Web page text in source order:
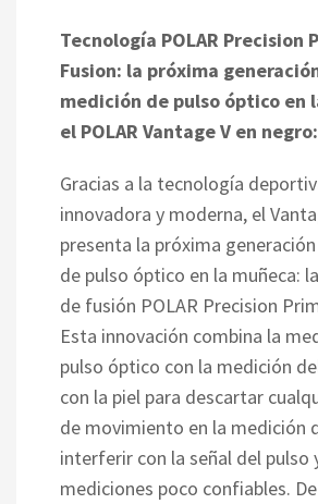
Tecnología POLAR Precision
Fusion: la próxima
medición de pulso óptico en
el POLAR Vantage V en negro:
Gracias a la tecnología
innovadora y moderna, el
presenta la próxima
de pulso óptico en la muñeca:
de fusión POLAR Precision
Esta innovación combina la
pulso óptico con la medición
con la piel para descartar
de movimiento en la medición
interferir con la señal del pulso
mediciones poco confiables.